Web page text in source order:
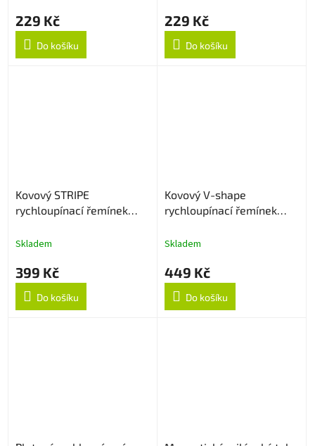
229 Kč
Do košíku
229 Kč
Do košíku
Kovový STRIPE
rychloupínací řemínek
Skladem
399 Kč
Do košíku
Kovový V-shape
rychloupínací řemínek
Skladem
449 Kč
Do košíku